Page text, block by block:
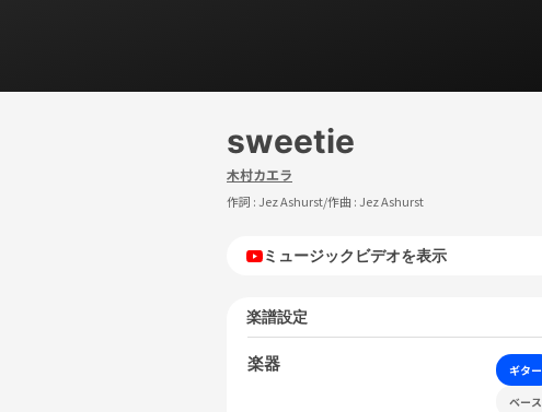
sweetie
木村カエラ
作詞 :Jez Ashurst/作曲 :Jez Ashurst
ミュージックビデオを表示
楽譜設定
楽器 ギター
ベース